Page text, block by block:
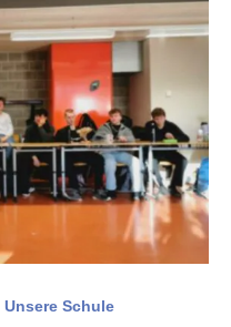
Unsere Schule